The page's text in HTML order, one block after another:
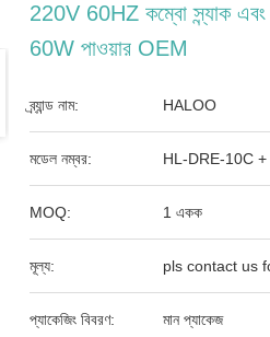
220V 60HZ কম্বো স্ন্যাক এবং
60W পাওয়ার OEM
ব্র্যান্ড নাম: HALOO
মডেল নম্বর: HL-DRE-10C
MOQ: 1 একক
মূল্য: pls contact us
প্যাকেজিং বিবরণ: মান প্যাকেজ